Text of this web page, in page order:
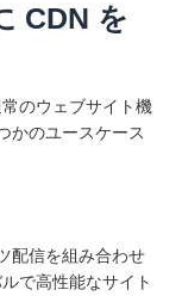
CDN を
のウェブサイト機
かのユースケース
配信を組み合わせ
で高性能なサイト